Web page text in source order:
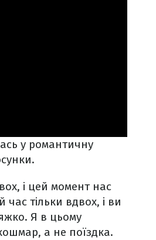
у романтичну
і цей момент нас
тільки вдвох, і ви
Я в цьому
а не поїздка.